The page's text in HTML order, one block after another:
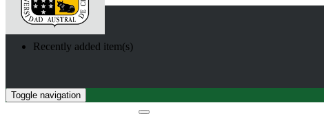
Recently added item(s)
Toggle navigation